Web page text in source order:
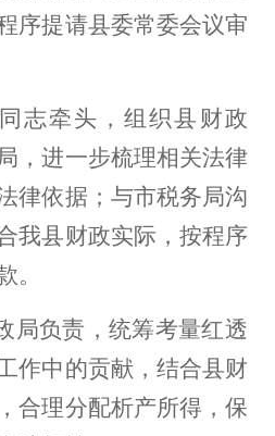
序提请县委常委会议审
志牵头，组织县财政
，进一步梳理相关法律
律依据；与市税务局沟
我县财政实际，按程序
。
局负责，统筹考量红透
作中的贡献，结合县财
合理分配析产所得，保